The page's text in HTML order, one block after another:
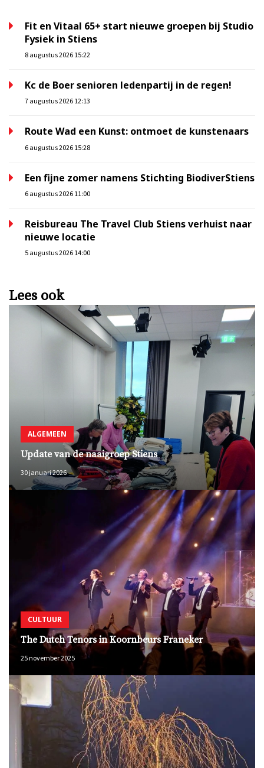
Fit en Vitaal 65+ start nieuwe groepen bij Studio
Fysiek in Stiens
8 augustus 2026 15:22
Kc de Boer senioren ledenpartij in de regen!
7 augustus 2026 12:13
Route Wad een Kunst: ontmoet de kunstenaars
6 augustus 2026 15:28
Een fijne zomer namens Stichting BiodiverStiens
6 augustus 2026 11:00
Reisbureau The Travel Club Stiens verhuist naar
nieuwe locatie
5 augustus 2026 14:00
Lees ook
ALGEMEEN
Update van de naaigroep Stiens
30 januari 2026
CULTUUR
The Dutch Tenors in Koornbeurs Franeker
25 november 2025